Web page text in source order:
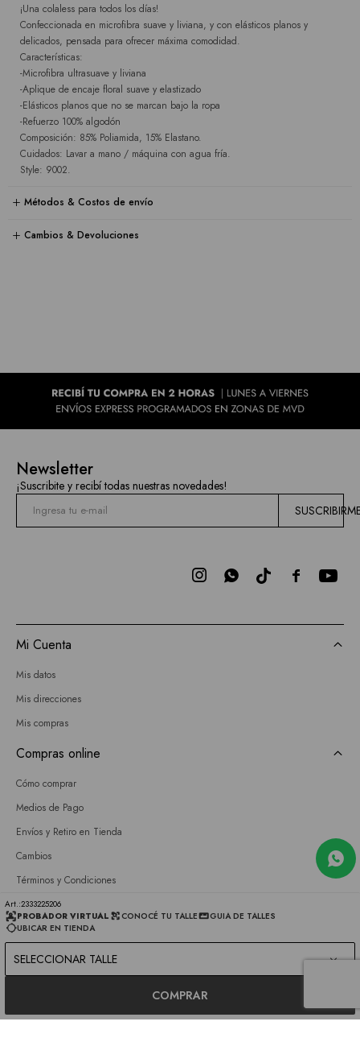
2333225206
PROBADOR VIRTUAL
CONOCÉ TU TALLE
GUIA DE TALLES
UBICAR EN TIENDA
SELECCIONAR TALLE
COMPRAR
¡Una colaless para todos los días!
Confeccionada en microfibra suave y liviana, y con elásticos planos y
delicados, pensada para ofrecer máxima comodidad.
Características:
-Microfibra ultrasuave y liviana
-Aplique de encaje floral suave y elastizado
-Elásticos planos que no se marcan bajo la ropa
-Refuerzo 100% algodón
Composición: 85% Poliamida, 15% Elastano.
Cuidados: Lavar a mano / máquina con agua fría.
Style: 9002.
Métodos & Costos de envío
Cambios & Devoluciones
Newsletter
¡Suscribite y recibí todas nuestras novedades!

 
Mi Cuenta
Mis datos
Mis direcciones
Mis compras
Compras online
Cómo comprar
Medios de Pago
Envíos y Retiro en Tienda
Cambios
Términos y Condiciones
GIFT CARD
Empresa
Sobre nosotros
Únete a nuestro equipo